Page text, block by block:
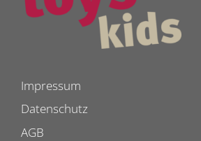
Impressum
Datenschutz
AGB